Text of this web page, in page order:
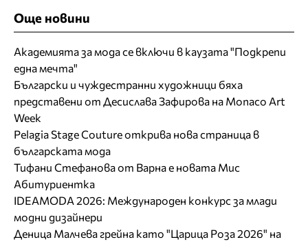
Още новини
Академията за мода се включи в каузата "Подкрепи
една мечта"
Български и чуждестранни художници бяха
представени от Десислава Зафирова на Monaco Art
Week
Pelagia Stage Couture открива нова страница в
българската мода
Тифани Стефанова от Варна е новата Мис
Абитуриентка
IDEAMODA 2026: Международен конкурс за млади
модни дизайнери
Деница Малчева грейна като "Царица Роза 2026" на